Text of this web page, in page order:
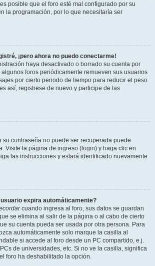
posible que el foro esté mal configurado por su
la programación, por lo que necesitaría ser
¡pero ahora no puedo conectarme!
haya desactivado o borrado su cuenta por
foros periódicamente remueven sus usuarios
por cierto periodo de tiempo para reducir el peso
así, registrese de nuevo y participe de las
su contraseña no puede ser recuperada puede
Visite la página de ingreso (login) y haga clic en
las instrucciones y estará identificado nuevamente
expira automáticamente?
cuando ingresa al foro, sus datos se guardan
se elimina al salir de la página o al cabo de cierto
su cuenta pueda ser usada por otra persona. Para
automáticamente solo marque la casilla al
si accede al foro desde un PC compartido, e.j.
de universidades, etc. Si no ve la casilla, significa
foro ha deshabilitado la opción.